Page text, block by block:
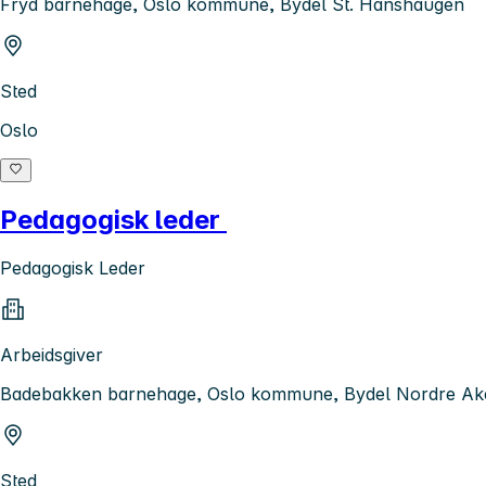
Fryd barnehage, Oslo kommune, Bydel St. Hanshaugen
Sted
Oslo
Pedagogisk leder
Pedagogisk Leder
Arbeidsgiver
Badebakken barnehage, Oslo kommune, Bydel Nordre
Sted